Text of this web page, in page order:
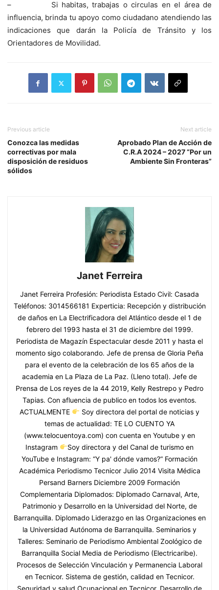
– Si habitas, trabajas o circulas en el área de
influencia, brinda tu apoyo como ciudadano atendiendo las
indicaciones que darán la Policía de Tránsito y los
Orientadores de Movilidad.
Previous article
Conozca las medidas
correctivas por mala
disposición de residuos
sólidos
Next article
Aprobado Plan de Acción de
C.R.A 2024 – 2027 “Por un
Ambiente Sin Fronteras”
Janet Ferreira
Janet Ferreira Profesión: Periodista Estado Civil: Casada
Teléfonos: 3014566181 Experticia: Recepción y distribución
de daños en La Electrificadora del Atlántico desde el 1 de
febrero del 1993 hasta el 31 de diciembre del 1999.
Periodista de Magazín Espectacular desde 2011 y hasta el
momento sigo colaborando. Jefe de prensa de Gloria Peña
para el evento de la celebración de los 65 años de la
academia en La Plaza de La Paz. (Lleno total). Jefe de
Prensa de Los reyes de la 44 2019, Kelly Restrepo y Pedro
Tapias. Con afluencia de publico en todos los eventos.
ACTUALMENTE
Soy directora del portal de noticias y
temas de actualidad: TE LO CUENTO YA
(www.telocuentoya.com) con cuenta en Youtube y en
Instagram
Soy directora y del Canal de turismo en
YouTube e Instagram: “Y pa' dónde vamos?” Formación
Académica Periodismo Tecnicor Julio 2014 Visita Médica
Persand Barners Diciembre 2009 Formación
Complementaria Diplomados: Diplomado Carnaval, Arte,
Patrimonio y Desarrollo en la Universidad del Norte, de
Barranquilla. Diplomado Liderazgo en las Organizaciones en
la Universidad Autónoma de Barranquilla. Seminarios y
Talleres: Seminario de Periodismo Ambiental Zoológico de
Barranquilla Social Media de Periodismo (Electricaribe).
Procesos de Selección Vinculación y Permanencia Laboral
en Tecnicor. Sistema de gestión, calidad en Tecnicor.
Seguridad y salud Ocupacional en Tecnicor. Desarrollo de